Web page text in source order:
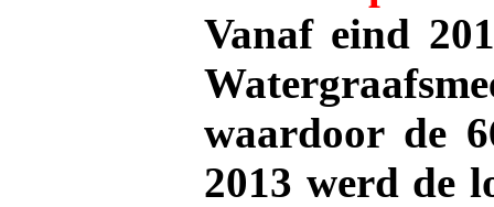
Vanaf eind
waardoor de
2013 werd de